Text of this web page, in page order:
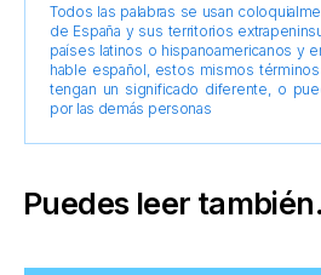
Todos las palabras se usan
de España y sus territorios
países latinos o hispanoamericanos y
hable español, estos mismos
tengan un significado diferente, o
por las demás personas
Puedes leer